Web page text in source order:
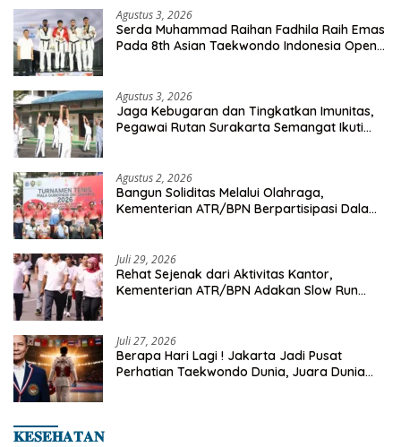
Agustus 3, 2026
Serda Muhammad Raihan Fadhila Raih Emas
Pada 8th Asian Taekwondo Indonesia Open
Agustus 3, 2026
Jaga Kebugaran dan Tingkatkan Imunitas,
Pegawai Rutan Surakarta Semangat Ikuti
Agustus 2, 2026
Bangun Soliditas Melalui Olahraga,
Kementerian ATR/BPN Berpartisipasi Dalam
Juli 29, 2026
Rehat Sejenak dari Aktivitas Kantor,
Kementerian ATR/BPN Adakan Slow Run
Juli 27, 2026
Berapa Hari Lagi ! Jakarta Jadi Pusat
Perhatian Taekwondo Dunia, Juara Dunia
𝐊𝐄𝐒𝐄𝐇𝐀𝐓𝐀𝐍